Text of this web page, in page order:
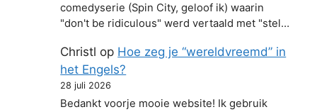
comedyserie (Spin City, geloof ik) waarin
"don't be ridiculous" werd vertaald met "stel…
Christl op Hoe zeg je “wereldvreemd” in
het Engels?
28 juli 2026
Bedankt voorje mooie website! Ik gebruik